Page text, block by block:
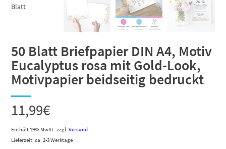
50 Blatt Briefpapier DIN A4, Motiv
Eucalyptus rosa mit Gold-Look,
Motivpapier beidseitig bedruckt
11,99€
Enthält 19% MwSt. zzgl.Versand
Lieferzeit: ca. 2-3 Werktage